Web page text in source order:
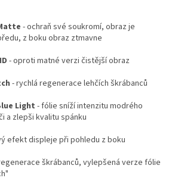
- ochraň své soukromí, obraz je
z boku obraz ztmavne
- oproti matné verzi čistější obraz
- rychlá regenerace lehčích škrábanců
Light - fólie sníží intenzitu modrého
a zlepši kvalitu spánku
efekt displeje při pohledu z boku
škrábanců, vylepšená verze fólie